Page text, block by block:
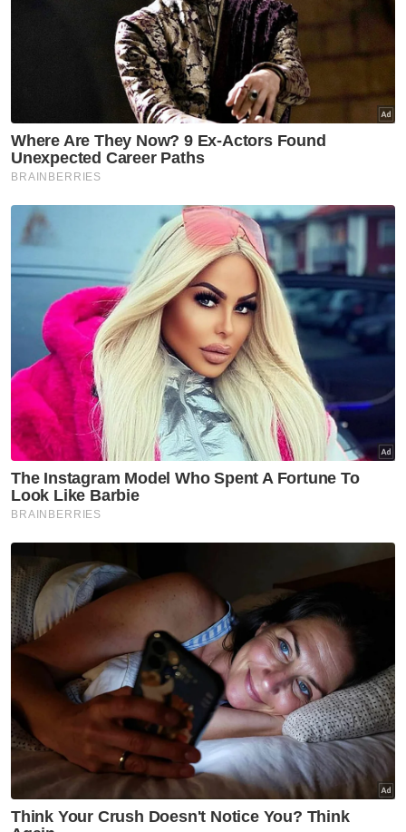
'Dia 'pergi' dengan baju kesukaannya.'
Terima kunjungan Ebit Lew, Ibu Zayn Rayyan mahu
pembunuh ditemui & dihukum
Baca juga:'Dia tak pernah kacau orang'. Pengasuh
pilu Zayn Rayyan sudah tiada, berikut kronologi 32
jam meruntun hati
Selain kediamannya di blok R, si ibu yang memakai
baju tahanan berwarna oren turut dibawa ke lokasi
penemuan Zayn Rayyan iaitu saliran sungai yang
terletak kira-kira 200 meter rumah.
Difahamkan, sesi itu berlangsung dua jam apabila
kenderaan membawa wanita berkenaan dilihat
keluar dari kawasan perumahan pada jam 12.20
tengah hari iaitu.
Hanya ibu Zayn berada di sana
manakala kelibat bapanya
tidak kelihatan.
Siasatan berakhir sebaik kenderaan yang membawa
Pengarah Jabatan Siasatan Jenayah (JSJ) Bukit
Aman, Datuk Seri Mohd Shuhaily Mohd Zain
meninggalkan kawasan Apartment Idaman,
Damansara Damai, jam 2.08 petang.
Kira-kira 2.30 petang, beberapa kenderaan polis dan